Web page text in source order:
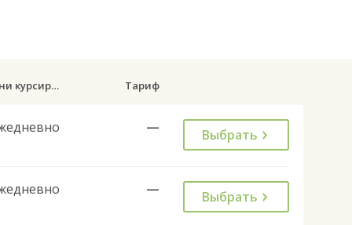
Дни курсирования Тариф
— Выбрать
— Выбрать